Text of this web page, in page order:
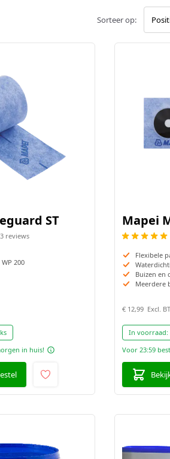
vorm, panelen of folieSorteer op:
ST
3 reviews
200
in huis!
Mapei
Flexibele
Buizen en
Meerdere
€ 12,99
In voorraad:
Voor 23:59